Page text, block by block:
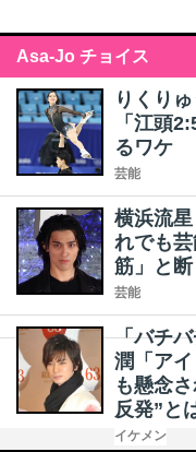
Asa-Jo チョイス
りくり
「江頭
るワケ
芸能
横浜流
れでも
筋」と
芸能
「バチ
潤「ア
も懸念
反発”と
イケメン